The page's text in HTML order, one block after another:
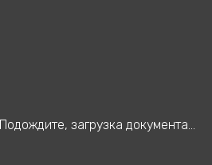
Подождите, загрузка документа...